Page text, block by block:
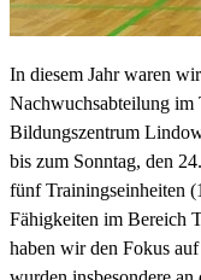
In diesem Jahr waren
Nachwuchsabteilung im
Bildungszentrum
bis zum Sonntag, den
fünf Trainingseinheiten
Fähigkeiten im Bereich
haben wir den Fokus